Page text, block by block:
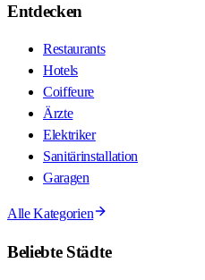
Entdecken
Restaurants
Hotels
Coiffeure
Ärzte
Elektriker
Sanitärinstallation
Garagen
Alle Kategorien
Beliebte Städte